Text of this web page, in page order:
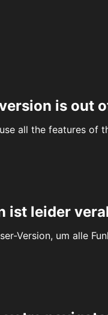
is out
all the features of
ist leider
Version, um alle